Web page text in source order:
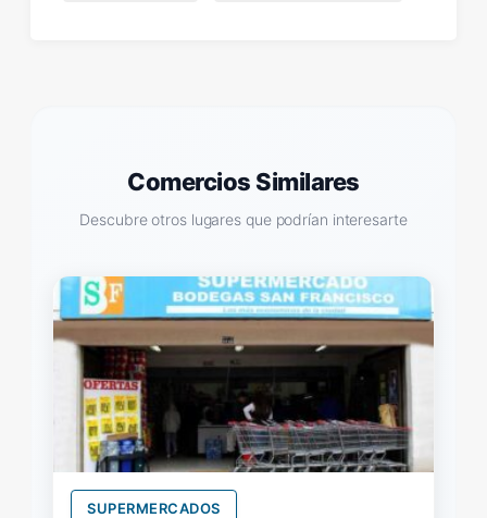
Comercios Similares
Descubre otros lugares que podrían interesarte
SUPERMERCADOS